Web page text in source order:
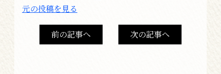
元の投稿を見る
前の記事へ 次の記事へ